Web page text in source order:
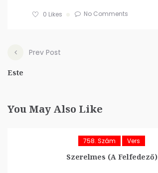
0 Likes No Comments
Prev Post
Este
You May Also Like
758. Szám Vers
Szerelmes (A Felfedező)